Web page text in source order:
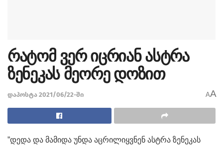
რატომ ვერ იცრიან ასტრა
ზენეკას მეორე დოზით
დაპოსტა 2021/06/22-ში AA
”დედა და მამიდა უნდა აცრილიყვნენ ასტრა ზენეკას